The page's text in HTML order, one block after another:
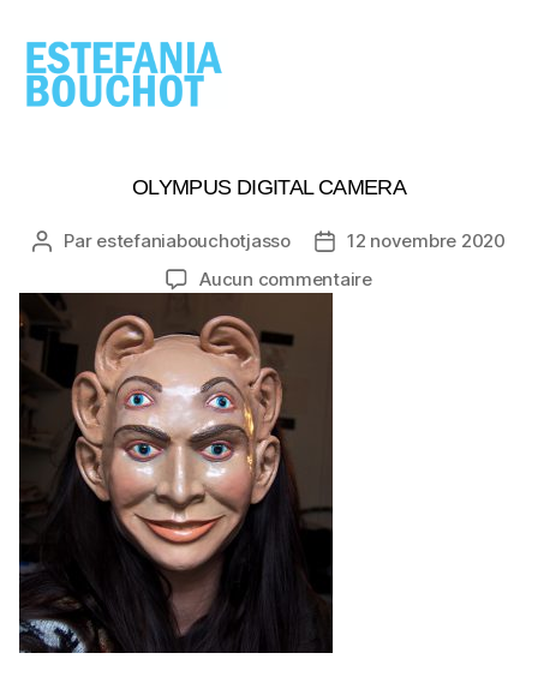
OLYMPUS DIGITAL CAMERA
Auteur
l’article
Par estefaniabouchotjasso
Date
de
l’article
12 novembre 2020
Aucun commentairesur